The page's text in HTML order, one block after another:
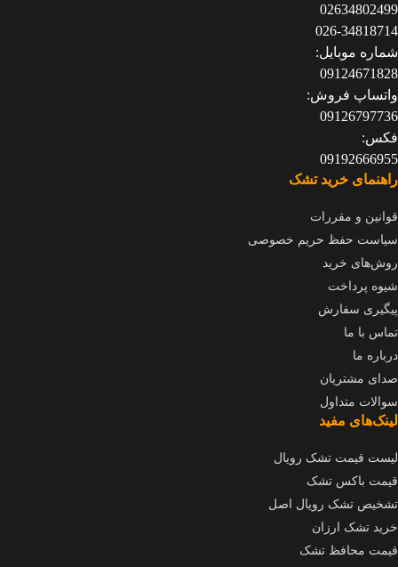
02634802499
026-34818714
شماره موبایل:
09124671828
واتساپ فروش:
09126797736
فکس:
09192666955
راهنمای خرید تشک
قوانین و مقررات
سیاست حفظ حریم خصوصی
روش‌های خرید
شیوه پرداخت
پیگیری سفارش
تماس با ما
درباره ما
صدای مشتریان
سوالات متداول
لینک‌های مفید
لیست قیمت تشک رویال
قیمت باکس تشک
تشخیص تشک رویال اصل
خرید تشک ارزان
قیمت محافظ تشک